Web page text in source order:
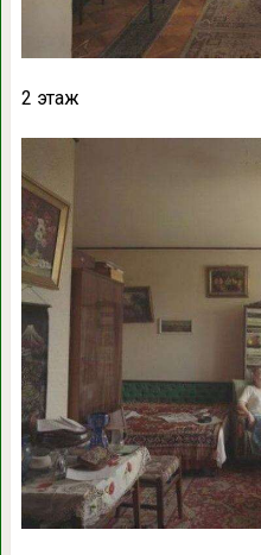
2 этаж